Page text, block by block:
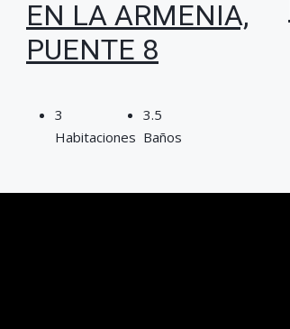
EN LA ARMENIA,
PUENTE 8
3
Habitaciones
3.5
Baños